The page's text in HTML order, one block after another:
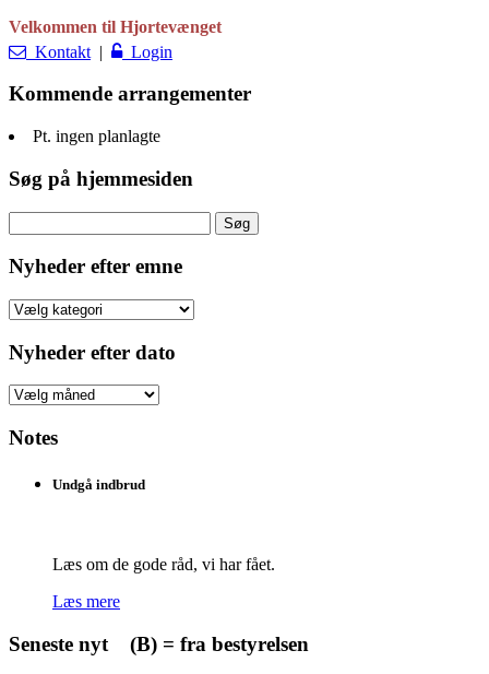
Velkommen til Hjortevænget
Kontakt | Login
Kommende arrangementer
Pt. ingen planlagte
Søg på hjemmesiden
efter:
Nyheder efter emne
Nyheder
emne
Nyheder efter dato
Nyheder
dato
Notes
Undgå indbrud
Læs om de gode råd, vi har fået.
Læs mere
Seneste nyt (B) = fra bestyrelsen